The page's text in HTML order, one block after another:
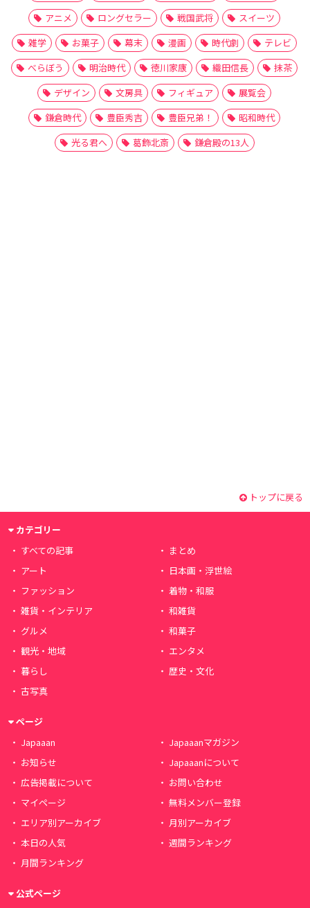
アニメ
ロングセラー 戦国武将
スイーツ
雑学
お菓子 幕末 漫画 時代劇
テレビ
べらぼう
明治時代 徳川家康 織田信長
抹茶
デザイン
文房具 フィギュア
展覧会
鎌倉時代
豊臣秀吉 豊臣兄弟！
昭和時代
光る君へ
葛飾北斎 鎌倉殿の13人
トップに戻る
カテゴリー
すべての記事
まとめ
アート
日本画・浮世絵
ファッション
着物・和服
雑貨・インテリア
和雑貨
グルメ
和菓子
観光・地域
エンタメ
暮らし
歴史・文化
古写真
ページ
Japaaan
Japaaanマガジン
お知らせ
Japaaanについて
広告掲載について
お問い合わせ
マイページ
無料メンバー登録
エリア別アーカイブ
月別アーカイブ
本日の人気
週間ランキング
月間ランキング
公式ページ